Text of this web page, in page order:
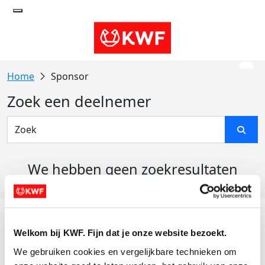
Welkom bij KWF. Fijn dat je onze website bezoekt.
We gebruiken cookies en vergelijkbare technieken om
Sponsor
Zoek een deelnemer
We hebben geen zoekresultaten
Actiematerialen
Evenementen